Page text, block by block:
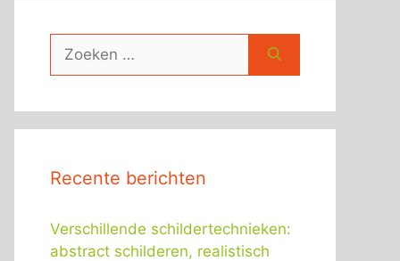
naar:
Recente berichten
Verschillende schildertechnieken:
abstract schilderen, realistisch